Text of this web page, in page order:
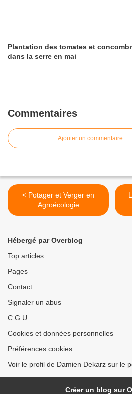
Plantation des tomates et
dans la serre en mai
Commentaires
Ajouter un commentaire
< Potager et Verger en
Agroécologie
Hébergé par Overblog
Top articles
Pages
Contact
Signaler un abus
C.G.U.
Cookies et données personnelles
Préférences cookies
Voir le profil de Damien Dekarz sur le
Créer un blog sur